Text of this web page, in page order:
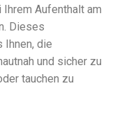
Ihrem Aufenthalt am
Dieses
Ihnen, die
und sicher zu
tauchen zu